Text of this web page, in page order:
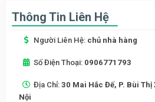
Thông Tin Liên Hệ
Người Liên Hệ: chủ nhà hàng
Số Điện Thoại: 0906771793
Địa Chỉ: 30 Mai Hắc Đế, P. Bùi
Nội